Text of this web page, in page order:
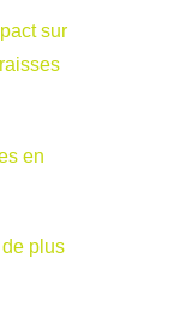
sur
en
plus